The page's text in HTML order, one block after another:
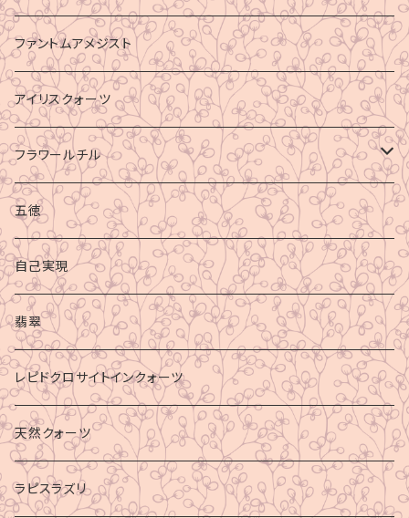
ファントムアメジスト
アイリスクォーツ
フラワールチル
心身の癒し
グラウディング
マイナスエネルギーからの防御
ビジネス成功
財運
五徳
自己実現
翡翠
レピドクロサイトインクォーツ
天然クォーツ
ラピスラズリ